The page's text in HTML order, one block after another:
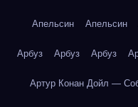
Апельсин Апельсин
Арбуз Арбуз Арбуз
Артур Конан Дойл —